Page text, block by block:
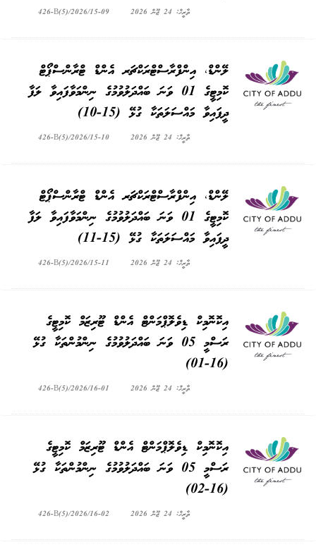
ތާރީޚް: 24 ޖޫން 2026 426-B(5)/2026/15-09
ލޭންޑް، އިންފްރާސްޓްރަކްޗަރ އެންޑް ޓްރާންސްޕޯޓް
ކޮމިޓީގެ 01 ވަނަ ބައްދަލުވުމުގެ ނިންމަވާފައިވާ ލަފާ
ދީފައިވާ މައްސަލަތަކާ ގުޅޭ (15-10)
ތާރީޚް: 24 ޖޫން 2026 426-B(5)/2026/15-10
ލޭންޑް، އިންފްރާސްޓްރަކްޗަރ އެންޑް ޓްރާންސްޕޯޓް
ކޮމިޓީގެ 01 ވަނަ ބައްދަލުވުމުގެ ނިންމަވާފައިވާ ލަފާ
ދީފައިވާ މައްސަލަތަކާ ގުޅޭ (15-11)
ތާރީޚް: 24 ޖޫން 2026 426-B(5)/2026/15-11
އިކޮނޮމިކް ޑިވެލޮޕްމަންޓް އެންޑް ޓޫރިޒަމް ކޮމިޓީގެ
ރަސްމީ 05 ވަނަ ބައްދަލުވުމުގެ ނިންމުންތަކާ ގުޅޭ
(16-01)
ތާރީޚް: 24 ޖޫން 2026 426-B(5)/2026/16-01
އިކޮނޮމިކް ޑިވެލޮޕްމަންޓް އެންޑް ޓޫރިޒަމް ކޮމިޓީގެ
ރަސްމީ 05 ވަނަ ބައްދަލުވުމުގެ ނިންމުންތަކާ ގުޅޭ
(16-02)
ތާރީޚް: 24 ޖޫން 2026 426-B(5)/2026/16-02